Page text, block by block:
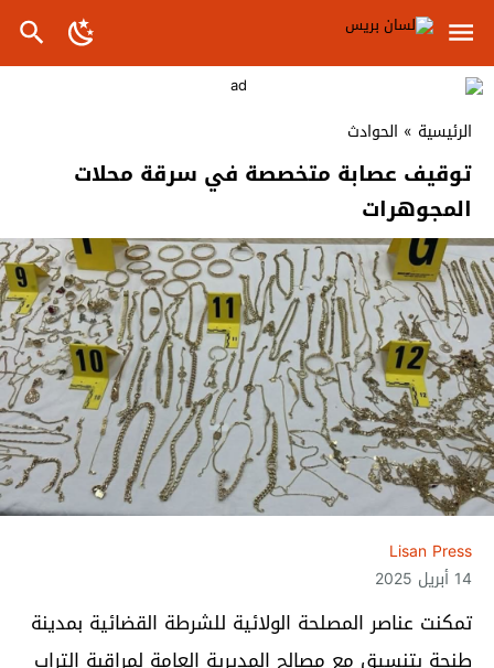
الرئيسية » الحوادث
توقيف عصابة متخصصة في سرقة محلات
المجوهرات
Lisan Press
14 أبريل 2025
تمكنت عناصر المصلحة الولائية للشرطة القضائية بمدينة
طنجة بتنسيق مع مصالح المديرية العامة لمراقبة التراب